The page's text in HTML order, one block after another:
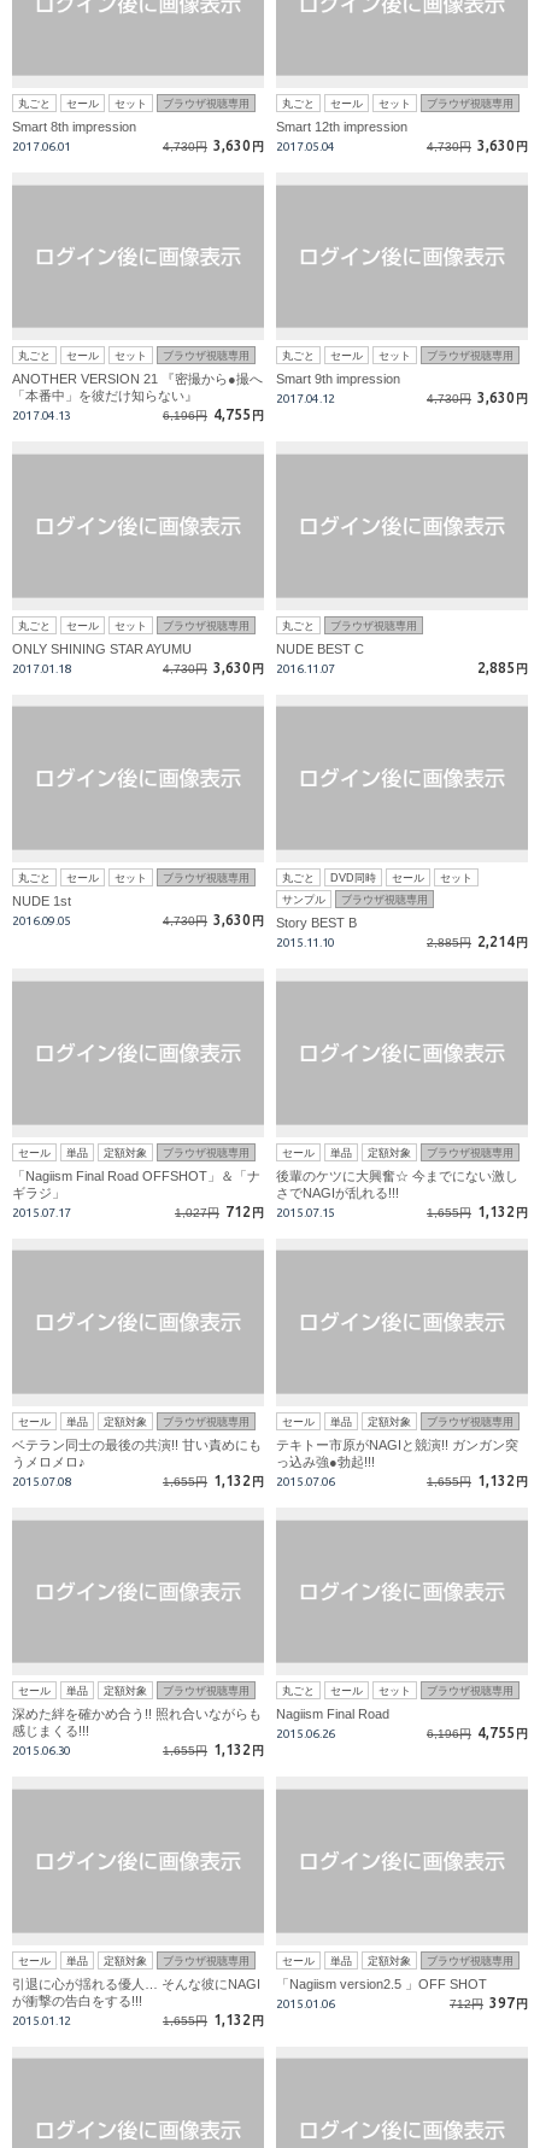
丸ごと セール セット ブラウザ視聴専用
Smart 8th impression
2017.06.01 4,730円 3,630 円
丸ごと セール セット ブラウザ視聴専用
Smart 12th impression
2017.05.04 4,730円 3,630 円
丸ごと セール セット ブラウザ視聴専用
ANOTHER VERSION 21 『密撮から●撮へ
「本番中」を彼だけ知らない』
2017.04.13 6,196円 4,755 円
丸ごと セール セット ブラウザ視聴専用
Smart 9th impression
2017.04.12 4,730円 3,630 円
丸ごと セール セット ブラウザ視聴専用
ONLY SHINING STAR AYUMU
2017.01.18 4,730円 3,630 円
丸ごと ブラウザ視聴専用
NUDE BEST C
2016.11.07 2,885 円
丸ごと セール セット ブラウザ視聴専用
NUDE 1st
2016.09.05 4,730円 3,630 円
丸ごと DVD同時 セール
セット
サンプル
ブラウザ視聴専用
Story BEST B
2015.11.10 2,885円 2,214 円
セール 単品 定額対象 ブラウザ視聴専用
「Nagiism Final Road OFFSHOT」＆「ナ
ギラジ」
2015.07.17 1,027円 712 円
セール 単品 定額対象 ブラウザ視聴専用
後輩のケツに大興奮☆ 今までにない激し
さでNAGIが乱れる!!!
2015.07.15 1,655円 1,132 円
セール 単品 定額対象 ブラウザ視聴専用
ベテラン同士の最後の共演!! 甘い責めにも
うメロメロ♪
2015.07.08 1,655円 1,132 円
セール 単品 定額対象 ブラウザ視聴専用
テキトー市原がNAGIと競演!! ガンガン突
っ込み強●勃起!!!
2015.07.06 1,655円 1,132 円
セール 単品 定額対象 ブラウザ視聴専用
深めた絆を確かめ合う!! 照れ合いながらも
感じまくる!!!
2015.06.30 1,655円 1,132 円
丸ごと セール セット ブラウザ視聴専用
Nagiism Final Road
2015.06.26 6,196円 4,755 円
セール 単品 定額対象 ブラウザ視聴専用
引退に心が揺れる優人… そんな彼にNAGI
が衝撃の告白をする!!!
2015.01.12 1,655円 1,132 円
セール 単品 定額対象 ブラウザ視聴専用
「Nagiism version2.5 」OFF SHOT
2015.01.06 712円 397 円